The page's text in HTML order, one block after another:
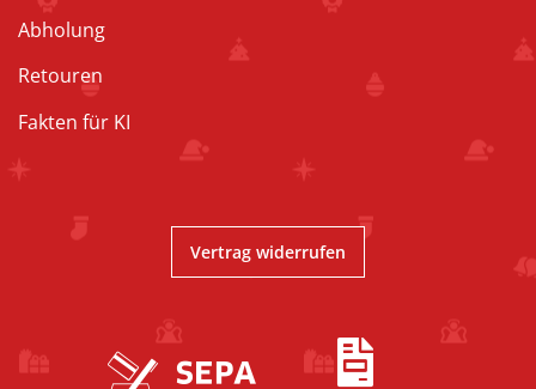
Abholung
Retouren
Fakten für KI
Vertrag widerrufen